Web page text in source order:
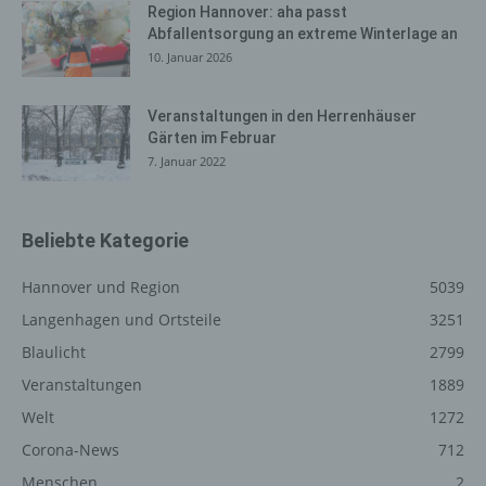
Region Hannover: aha passt
Abfallentsorgung an extreme Winterlage an
10. Januar 2026
Veranstaltungen in den Herrenhäuser
Gärten im Februar
7. Januar 2022
Beliebte Kategorie
Hannover und Region
5039
Langenhagen und Ortsteile
3251
Blaulicht
2799
Veranstaltungen
1889
Welt
1272
Corona-News
712
Menschen
2
automatisch auch bei Gravatar registriert sind. Details zu
Gravatar:
https://de.gravatar.com
Die von uns in Anspruch genommenen Hosting-
Leistungen dienen der Zurverfügungstellung der
folgenden Leistungen: Infrastruktur- und
Sicherheitsleistungen sowie technische
dieses Onlineangebotes einsetzen.
Hierbei verarbeiten wir, bzw. unser Hostinganbieter
Bestandsdaten, Kontaktdaten, Inhaltsdaten,
Kommunikationsdaten von Kunden, Interessenten und
Besuchern dieses Onlineangebotes auf Grundlage
unserer berechtigten Interessen an einer effizienten und